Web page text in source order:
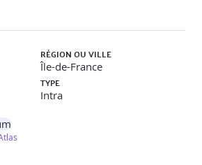
mais pas excessifs
:
continue dans ITIL®
RÉGION OU VILLE
Île-de-France
TYPE
Intra